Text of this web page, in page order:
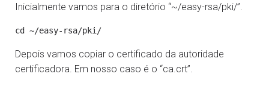
Inicialmente vamos para o diretório “~/easy-rsa/pki/”.
Depois vamos copiar o certificado da autoridade
certificadora. Em nosso caso é o “ca.crt”.